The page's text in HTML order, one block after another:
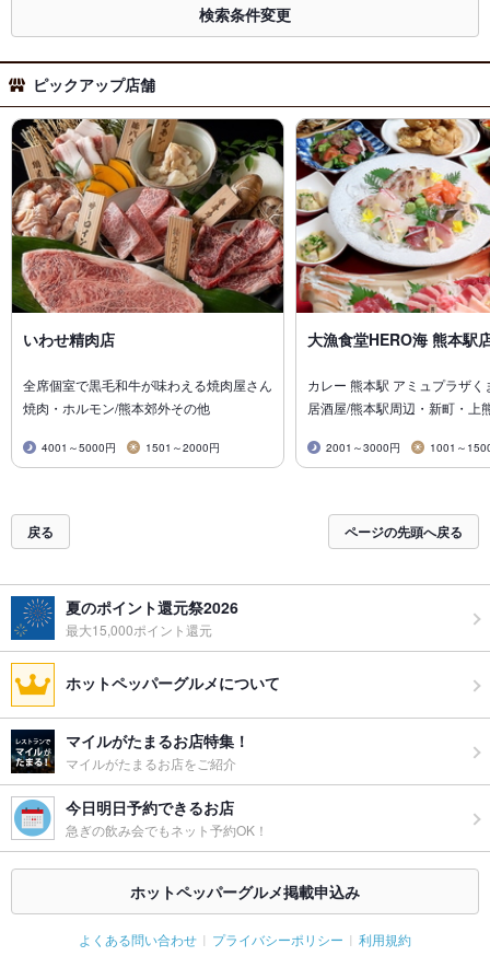
検索条件変更
ピックアップ店舗
いわせ精肉店
全席個室で黒毛和牛が味わえる焼肉屋さん
焼肉・ホルモン/熊本郊外その他
4001～5000円 1501～2000円
大漁食堂HERO海 熊本駅
カレー 熊本駅 アミュプラザ
居酒屋/熊本駅周辺・新町・上
2001～3000円 1001～
戻る ページの先頭へ戻る
夏のポイント還元祭2026
最大15,000ポイント還元
ホットペッパーグルメについて
マイルがたまるお店特集！
マイルがたまるお店をご紹介
今日明日予約できるお店
急ぎの飲み会でもネット予約OK！
ホットペッパーグルメ掲載申込み
よくある問い合わせ プライバシーポリシー 利用規約